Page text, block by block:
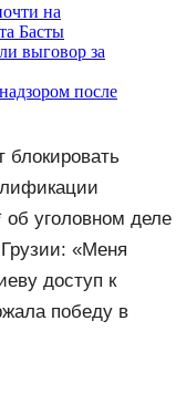
на
Басты
выговор за
после
блокировать
уголовном деле
«Меня
доступ к
победу в